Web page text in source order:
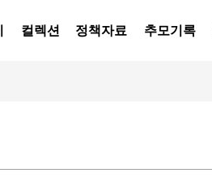
컬렉션 정책자료 추모기록